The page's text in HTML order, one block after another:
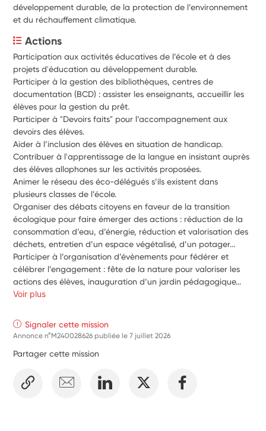
développement durable, de la protection de l’environnement
et du réchauffement climatique.
Actions
Participation aux activités éducatives de l’école et à des
Participer à la gestion des bibliothèques, centres de
documentation (BCD) : assister les enseignants, accueillir les
élèves pour la gestion du prêt.
Participer à "Devoirs faits" pour l’accompagnement aux
devoirs des élèves.
Aider à l’inclusion des élèves en situation de handicap.
Contribuer à l'apprentissage de la langue en insistant auprès
des élèves allophones sur les activités proposées.
Animer le réseau des éco-délégués s’ils existent dans
plusieurs classes de l’école.
Organiser des débats citoyens en faveur de la transition
écologique pour faire émerger des actions : réduction de la
consommation d’eau, d’énergie, réduction et valorisation des
déchets, entretien d’un espace végétalisé, d’un potager...
Participer à l’organisation d’évènements pour fédérer et
célébrer l’engagement : fête de la nature pour valoriser les
actions des élèves, inauguration d’un jardin pédagogique...
Voir plus
Signaler cette mission
Annonce n°M240028626 publiée le7 juillet 2026
Partager cette mission